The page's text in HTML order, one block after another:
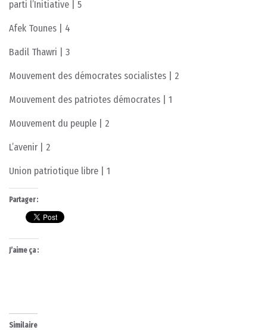
parti l’Initiative | 5
Afek Tounes | 4
Badil Thawri | 3
Mouvement des démocrates socialistes | 2
Mouvement des patriotes démocrates | 1
Mouvement du peuple | 2
L’avenir | 2
Union patriotique libre | 1
Partager :
J’aime ça :
Similaire